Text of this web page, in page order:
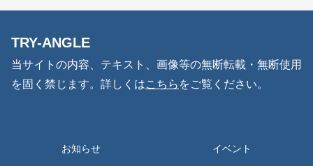
TRY-ANGLE
当サイトの内容、テキスト、画像等の無断転載・無断使用
を固く禁じます。詳しくはこちら をご覧ください。
お知らせ イベント